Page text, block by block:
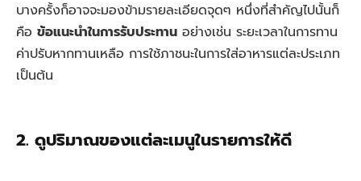
บางครั้งก็อาจจะมองข้ามรายละเอียดจุดๆ หนึ่งที่สำคัญไปนั้นก็
คือ ข้อแนะนำในการรับประทาน อย่างเช่น ระยะเวลาในการทาน
ค่าปรับหากทานเหลือ การใช้ภาชนะในการใส่อาหารแต่ละประเภท
เป็นต้น
2. ดูปริมาณของแต่ละเมนูในรายการให้ดี